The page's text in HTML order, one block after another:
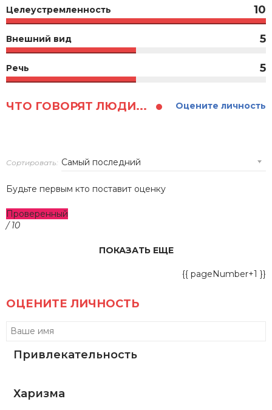
Целеустремленность 10
Внешний вид 5
Речь 5
ЧТО ГОВОРЯТ ЛЮДИ... Оцените личность
Сортировать:
Будьте первым кто поставит оценку
Проверенный
/ 10
ПОКАЗАТЬ ЕЩЕ
{{ pageNumber+1 }}
ОЦЕНИТЕ ЛИЧНОСТЬ
Привлекательность
Харизма